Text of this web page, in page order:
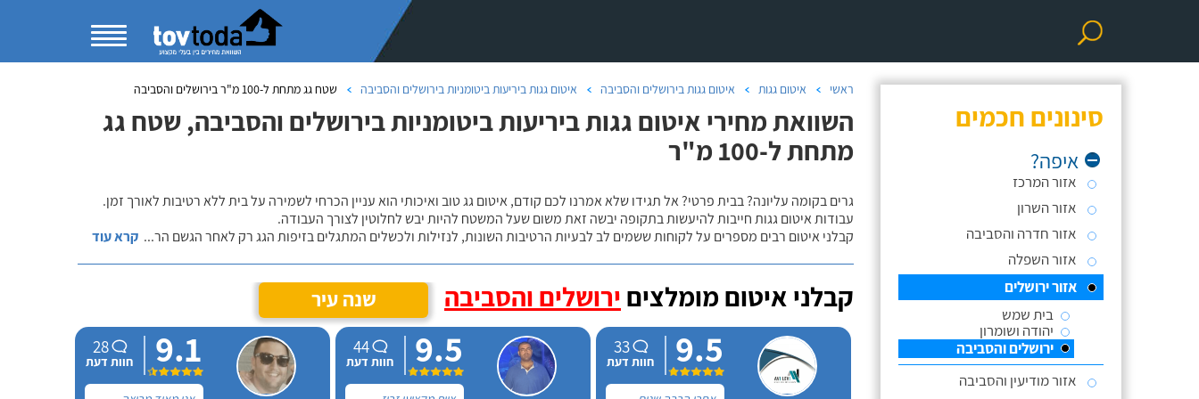
סינונים חכמים
איפה?
אזור המרכז
אזור השרון
אזור חדרה והסביבה
אזור השפלה
אזור ירושלים
בית שמש
יהודה ושומרון
ירושלים והסביבה
אזור מודיעין והסביבה
ראשי איטום גגות איטום גגות בירושלים והסביבה איטום גגות ביריעות ביטומניות בירושלים והסביבה שטח גג מתחת ל-100 מ"ר בירושלים והסביבה
השוואת מחירי איטום גגות ביריעות ביטומניות בירושלים והסביבה, שטח גג
מתחת ל-100 מ"ר
גרים בקומה עליונה? בבית פרטי? אל תגידו שלא אמרנו לכם קודם, איטום גג טוב ואיכותי הוא עניין הכרחי לשמירה על בית ללא רטיבות לאורך זמן.
עבודות איטום גגות חייבות להיעשות בתקופה יבשה זאת משום שעל המשטח להיות יבש לחלוטין לצורך העבודה.
קבלני איטום רבים מספרים על לקוחות ששמים לב לבעיות הרטיבות השונות, לנזילות ולכשלים המתגלים בזיפות הגג רק לאחר הגשם הר... קרא עוד
קבלני איטום מומלצים ירושלים והסביבה שנה עיר
9.5
33
חוות דעת 9.5
44
חוות דעת 9.1
28
חוות דעת